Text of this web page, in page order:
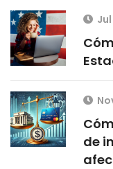
de